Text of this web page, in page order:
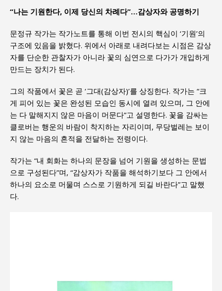
“나는 기원한다, 이제 당신의 차례다”…감상자와 공명하기
문정규 작가는 작가노트를 통해 이번 전시의 핵심이 ‘기원’의
구조에 있음을 밝혔다. 위에서 아래로 내려다보는 시점은 감상
자를 단순한 관찰자가 아니라 꽃의 심연으로 다가가 개입하게
만드는 장치가 된다.
그의 작품에서 꽃은 곧 ‘그대(감상자)’를 상징한다. 작가는 “크
게 피어 있는 꽃은 완성된 모습인 동시에 열려 있으며, 그 안에
는 다 말해지지 않은 마음이 머문다”고 설명한다. 꽃을 감싸는
클로버는 행운의 바람이 착지하는 자리이며, 무당벌레는 보이
지 않는 마음의 흔적을 전달하는 전령이다.
작가는 “내 회화는 하나의 문장을 넘어 기원을 생성하는 문법
으로 구성된다”며, “감상자가 작품을 해석하기보다 그 안에서
하나의 요소로 머물며 스스로 기원하게 되길 바란다”고 말했
다.